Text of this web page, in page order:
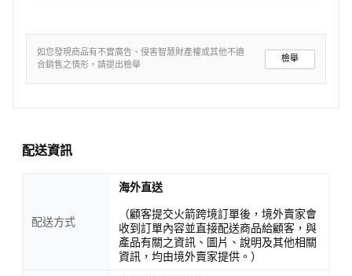
如您發現商品有不實廣告、侵害智慧財產權或其他不適
合銷售之情形，請提出檢舉
檢舉
配送資訊
配送方式
海外直送
（顧客提交火箭跨境訂單後，境外賣家會
收到訂單內容並直接配送商品給顧客，與
產品有關之資訊、圖片、說明及其他相關
資訊，均由境外賣家提供。）